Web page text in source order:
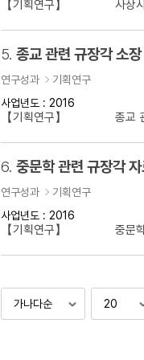
【기획연구】 사상사학
5. 종교 관련 규장각 소
연구성과
기획연구
사업년도 : 2016
【기획연구】 종교 관련
6. 중문학 관련 규장각
연구성과
기획연구
사업년도 : 2016
【기획연구】 중문학